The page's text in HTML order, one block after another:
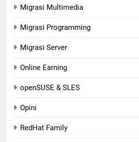
Migrasi Multimedia
Migrasi Programming
Migrasi Server
Online Earning
openSUSE & SLES
Opini
RedHat Family